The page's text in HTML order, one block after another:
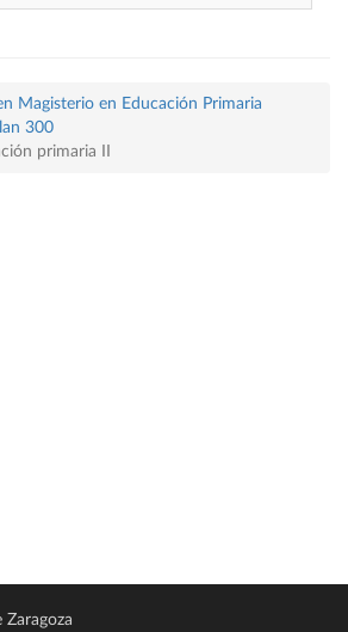
Magisterio en Educación Primaria
300
primaria II